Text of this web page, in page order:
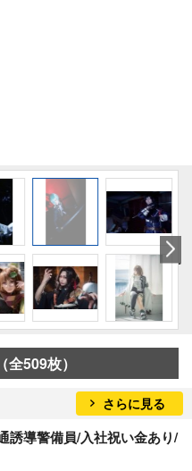
509枚）
さらに見る
誘導警備員/入社祝い金あり/